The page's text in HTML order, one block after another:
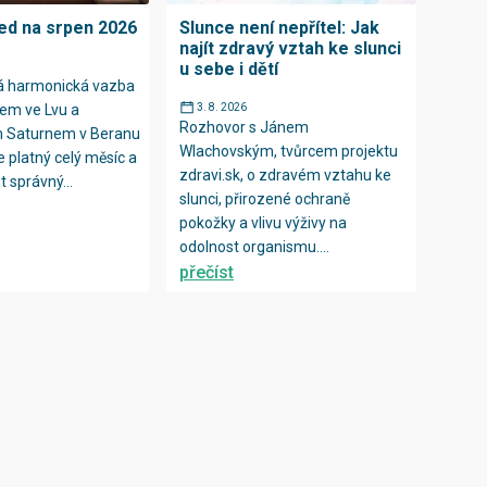
na srpen 2026
harmonická vazba
ve Lvu a
Saturnem v Beranu
platný celý měsíc a
správný...
Slunce není nepřítel: Jak
najít zdravý vztah ke slunci
u sebe i dětí
3. 8. 2026
Rozhovor s Jánem
Wlachovským, tvůrcem projektu
zdravi.sk, o zdravém vztahu ke
slunci, přirozené ochraně
pokožky a vlivu výživy na
odolnost organismu....
přečíst